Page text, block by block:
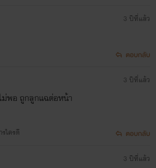
3 ปีที่แล้ว
ตอบกลับ
ม่พอ ถูกลูกแฉต่อหน้า
ใครดี
3 ปีที่แล้ว
ตอบกลับ
3 ปีที่แล้ว